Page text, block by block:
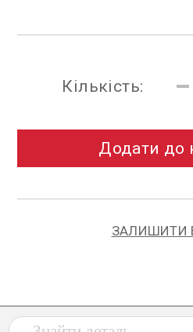
Кількість:
Додати до
ЗАЛИШИТИ